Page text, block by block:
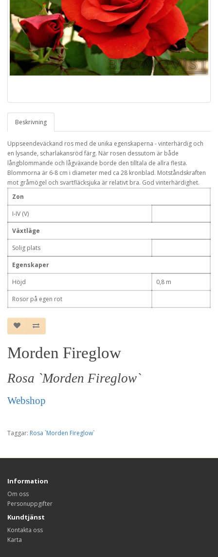
Beskrivning
Uppseendeväckand ros med de unika egenskaperna - vinterhärdig och
en lysande, scharlakansröd färg. När rosen dessutom är både
långblommande och lågväxande borde den tilltala de allra flesta.
Blommorna är 6-8 cm i diameter med ca 28 kronblad. Motståndskraften
mot gråmögel och svartfläcksjuka är relativt bra. God vinterhärdighet.
Zon
I-IV (V)
Växtläge
Solig plats
Egenskaper
Höjd 0,8 m
Rosor på egen rot
Morden Fireglow
Rosa `Morden Fireglow`
Webshop
Taggar: Rosa `Morden Fireglow`
Information
Om oss
Personuppgifter
Kundtjänst
Kontakta oss
Karta